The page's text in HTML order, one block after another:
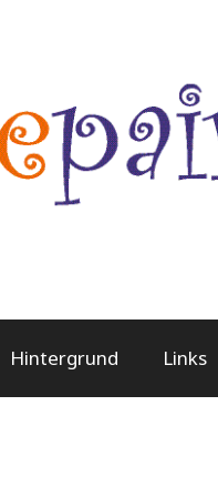
Hintergrund Links